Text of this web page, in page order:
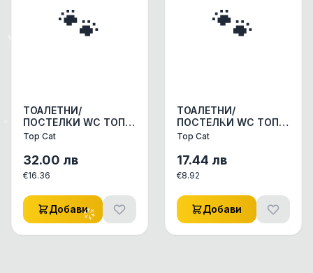
🐾
ТОАЛЕТНИ/
ПОСТЕЛКИ WC ТОП
КЕТ ЛАЙТ 20 ЛИТРА/
Top Cat
32.00 лв
€16.36
Добави
🐾
ТОАЛЕТНИ/
ПОСТЕЛКИ WC ТОП
КЕТ ХИГИЕНИЧНА
Top Cat
17.44 лв
€8.92
Добави